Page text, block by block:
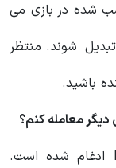
شده در بازی می
شوند. منتظر
باشید.
در حال حاضر، Moonbix تنها با Binance ادغام شده است.